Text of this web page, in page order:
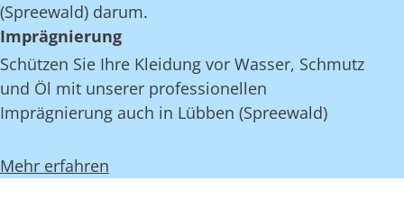
(Spreewald) darum.
Imprägnierung
Schützen Sie Ihre Kleidung vor Wasser, Schmutz
und Öl mit unserer professionellen
Imprägnierung auch in Lübben (Spreewald)
Mehr erfahren